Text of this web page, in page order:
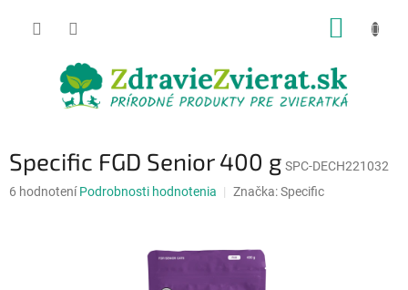
Specific FGD Senior 400 g SPC-DECH221032
Priemerné
6 hodnotení Podrobnosti hodnotenia Značka:Specific